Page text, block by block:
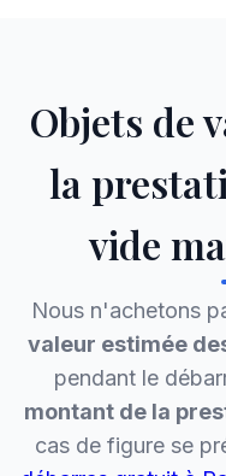
Objets de
la
vide
Nous n'achetons
valeur estimée
pendant le
montant de la
cas de figure se